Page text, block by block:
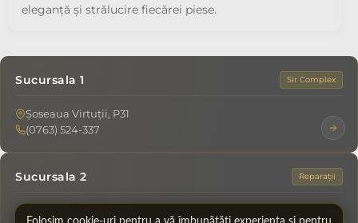
eleganță și strălucire fiecărei piese.
Sucursala 1 Sir Complex
Șoseaua Virtuții, P31
(0763) 524-337
Sucursala 2 Reparații